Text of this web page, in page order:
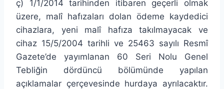
ç) 1/1/2014 tarihinden itibaren geçerli olmak
üzere, malî hafızaları dolan ödeme kaydedici
cihazlara, yeni malî hafıza takılmayacak ve
cihaz 15/5/2004 tarihli ve 25463 sayılı Resmî
Gazete’de yayımlanan 60 Seri Nolu Genel
Tebliğin dördüncü bölümünde yapılan
açıklamalar çerçevesinde hurdaya ayrılacaktır.